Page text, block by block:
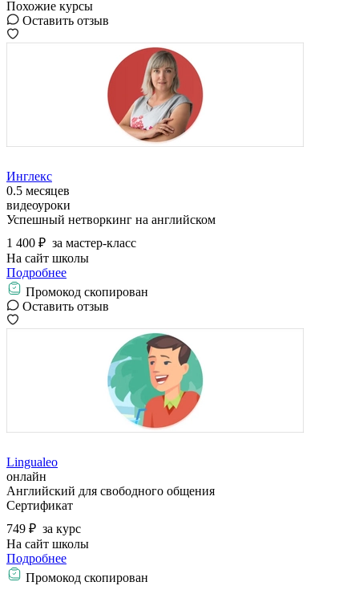
Похожие курсы
Оставить отзыв
Инглекс
0.5 месяцев
видеоуроки
Успешный нетворкинг на английском
1 400 ₽ за мастер-класс
На сайт школы
Подробнее
Промокод скопирован
Оставить отзыв
Lingualeo
онлайн
Английский для свободного общения
Сертификат
749 ₽ за курс
На сайт школы
Подробнее
Промокод скопирован